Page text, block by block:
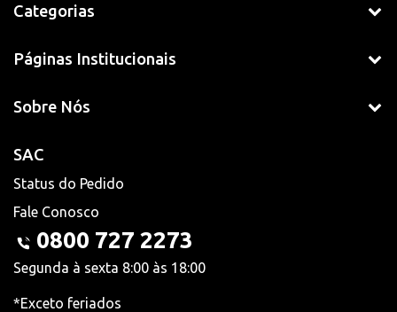
Categorias
Páginas Institucionais
Sobre Nós
SAC
Status do Pedido
Fale Conosco
0800 727 2273
Segunda à sexta 8:00 às 18:00
*Exceto feriados